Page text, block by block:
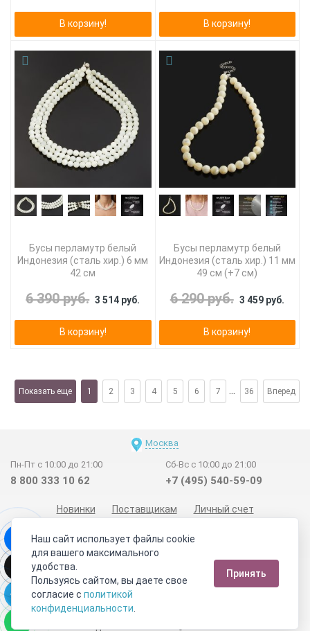
В корзину! В корзину!
Бусы перламутр белый
Индонезия (сталь хир.) 6 мм
42 см
6 390 руб. 3 514 руб.
В корзину!
Бусы перламутр белый
Индонезия (сталь хир.) 11 мм
49 см (+7 см)
6 290 руб. 3 459 руб.
В корзину!
Показать еще 1 2 3 4 5 6 7 ... 36 Вперед
Москва
Пн-Пт с 10:00 до 21:00
8 800 333 10 62
Сб-Вс с 10:00 до 21:00
+7 (495) 540-59-09
Новинки Поставщикам
Личный счет
Отзывы покупателей
Сертификаты
Обратная связь
СОУТ
Телеграм
Max
2011 - 2026
Наш сайт использует файлы cookie
для вашего максимального
удобства.
Пользуясь сайтом, вы даете свое
согласие с политикой
конфиденциальности
Принять